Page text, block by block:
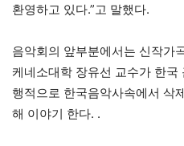
환영하고 있다.”고 말했다.
음악회의 앞부분에서는 신작가
케네소대학 장유선 교수가 한
행적으로 한국음악사속에서 삭
해 이야기 한다. .